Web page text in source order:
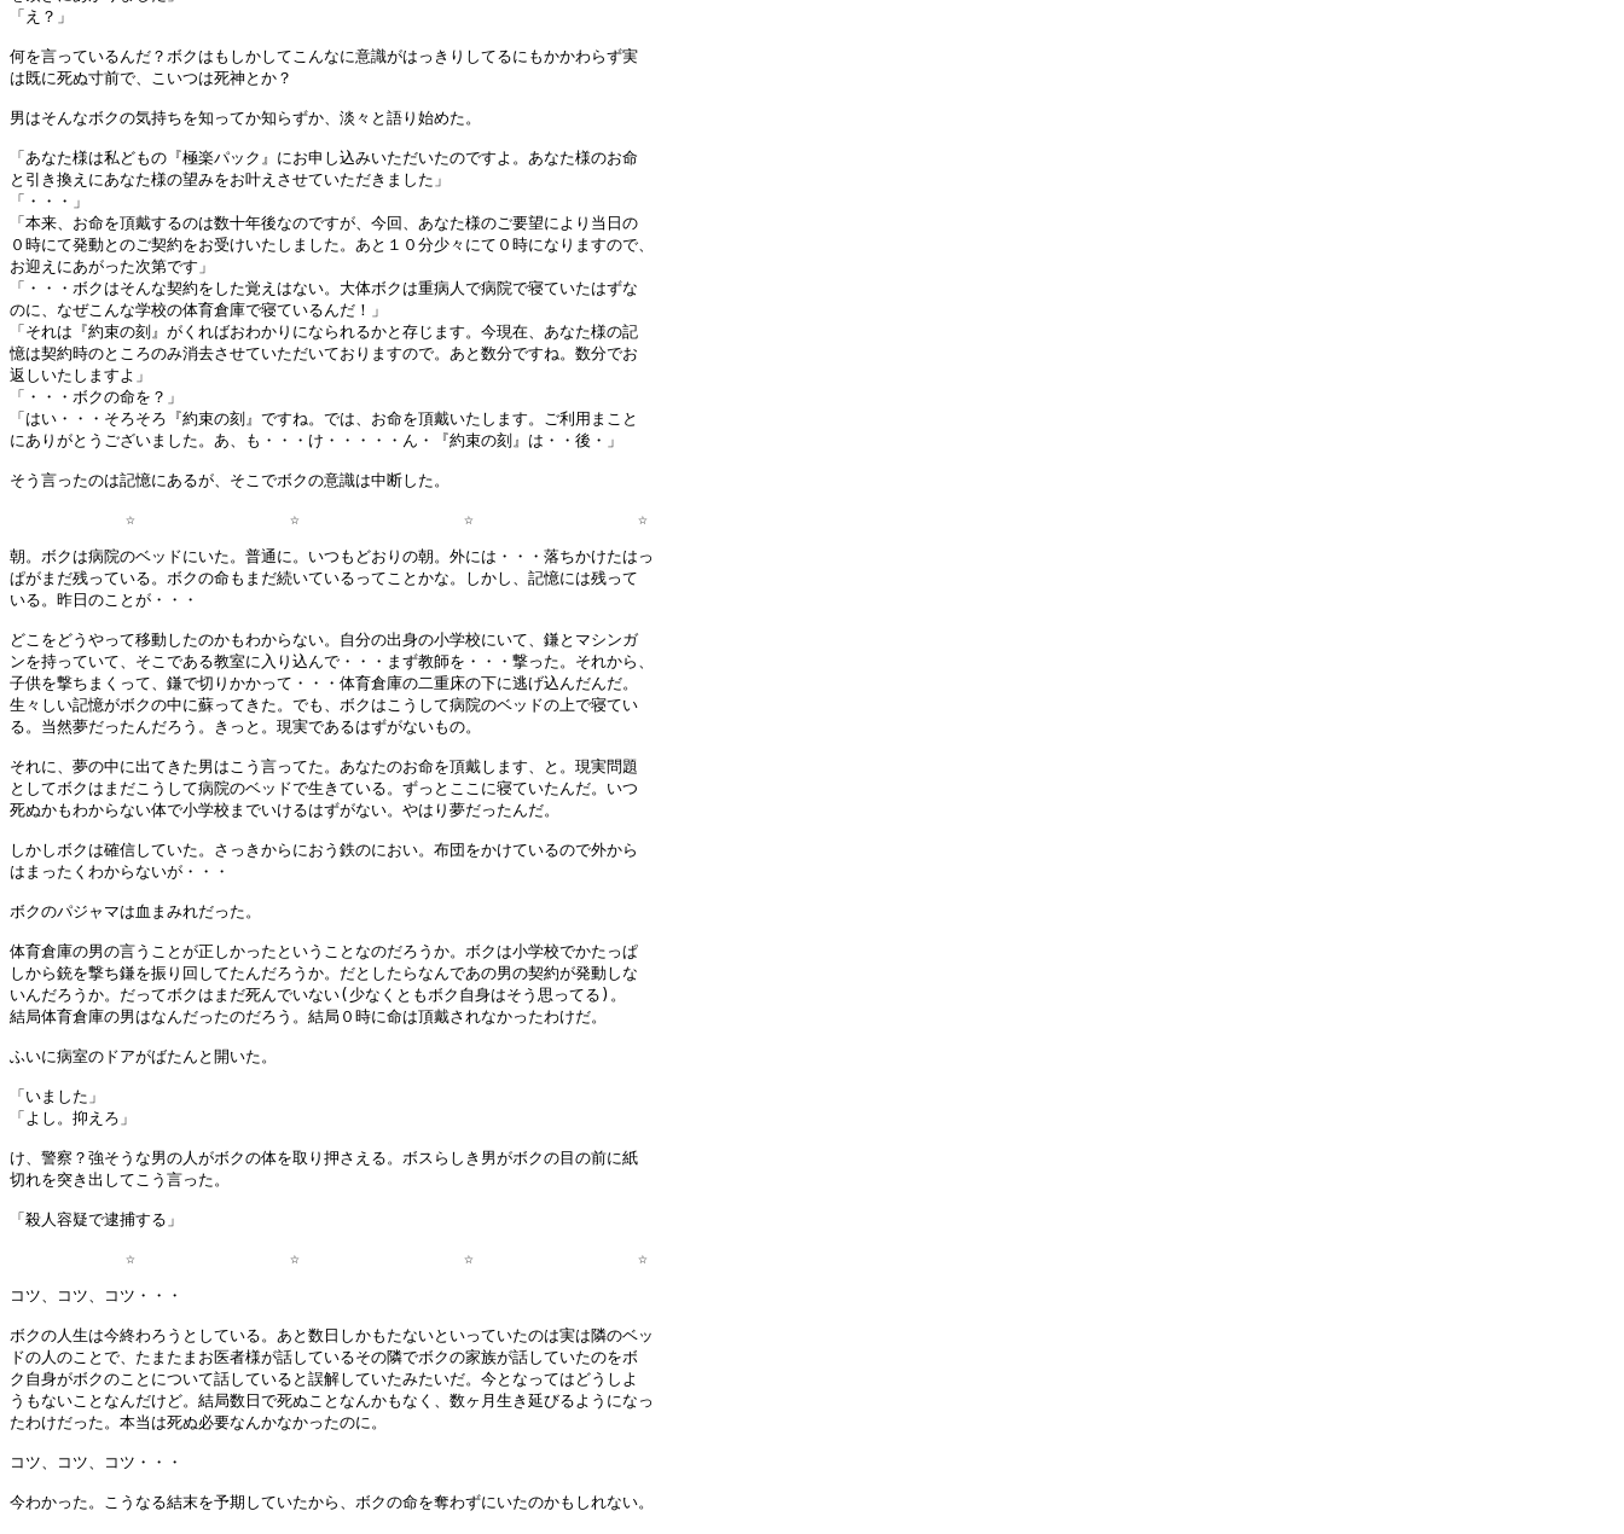
「え？」
何を言っているんだ？ボクはもしかしてこんなに意識がはっきりしてるにもかかわらず実
は既に死ぬ寸前で、こいつは死神とか？
男はそんなボクの気持ちを知ってか知らずか、淡々と語り始めた。
「あなた様は私どもの『極楽パック』にお申し込みいただいたのですよ。あなた様のお命
と引き換えにあなた様の望みをお叶えさせていただきました」
「・・・」
「本来、お命を頂戴するのは数十年後なのですが、今回、あなた様のご要望により当日の
０時にて発動とのご契約をお受けいたしました。あと１０分少々にて０時になりますので、
お迎えにあがった次第です」
「・・・ボクはそんな契約をした覚えはない。大体ボクは重病人で病院で寝ていたはずな
のに、なぜこんな学校の体育倉庫で寝ているんだ！」
「それは『約束の刻』がくればおわかりになられるかと存じます。今現在、あなた様の記
憶は契約時のところのみ消去させていただいておりますので。あと数分ですね。数分でお
返しいたしますよ」
「・・・ボクの命を？」
「はい・・・そろそろ『約束の刻』ですね。では、お命を頂戴いたします。ご利用まこと
にありがとうございました。あ、も・・・け・・・・・ん・『約束の刻』は・・後・」
そう言ったのは記憶にあるが、そこでボクの意識は中断した。
            ☆                ☆                 ☆                 ☆
朝。ボクは病院のベッドにいた。普通に。いつもどおりの朝。外には・・・落ちかけたはっ
ぱがまだ残っている。ボクの命もまだ続いているってことかな。しかし、記憶には残って
いる。昨日のことが・・・
どこをどうやって移動したのかもわからない。自分の出身の小学校にいて、鎌とマシンガ
ンを持っていて、そこである教室に入り込んで・・・まず教師を・・・撃った。それから、
子供を撃ちまくって、鎌で切りかかって・・・体育倉庫の二重床の下に逃げ込んだんだ。
生々しい記憶がボクの中に蘇ってきた。でも、ボクはこうして病院のベッドの上で寝てい
る。当然夢だったんだろう。きっと。現実であるはずがないもの。
それに、夢の中に出てきた男はこう言ってた。あなたのお命を頂戴します、と。現実問題
としてボクはまだこうして病院のベッドで生きている。ずっとここに寝ていたんだ。いつ
死ぬかもわからない体で小学校までいけるはずがない。やはり夢だったんだ。
しかしボクは確信していた。さっきからにおう鉄のにおい。布団をかけているので外から
はまったくわからないが・・・
ボクのパジャマは血まみれだった。
体育倉庫の男の言うことが正しかったということなのだろうか。ボクは小学校でかたっぱ
しから銃を撃ち鎌を振り回してたんだろうか。だとしたらなんであの男の契約が発動しな
いんだろうか。だってボクはまだ死んでいない(少なくともボク自身はそう思ってる)。
結局体育倉庫の男はなんだったのだろう。結局０時に命は頂戴されなかったわけだ。
ふいに病室のドアがばたんと開いた。
「いました」
「よし。抑えろ」
け、警察？強そうな男の人がボクの体を取り押さえる。ボスらしき男がボクの目の前に紙
切れを突き出してこう言った。
「殺人容疑で逮捕する」
            ☆                ☆                 ☆                 ☆
コツ、コツ、コツ・・・
ボクの人生は今終わろうとしている。あと数日しかもたないといっていたのは実は隣のベッ
ドの人のことで、たまたまお医者様が話しているその隣でボクの家族が話していたのをボ
ク自身がボクのことについて話していると誤解していたみたいだ。今となってはどうしよ
うもないことなんだけど。結局数日で死ぬことなんかもなく、数ヶ月生き延びるようになっ
たわけだった。本当は死ぬ必要なんかなかったのに。
コツ、コツ、コツ・・・
今わかった。こうなる結末を予期していたから、ボクの命を奪わずにいたのかもしれない。